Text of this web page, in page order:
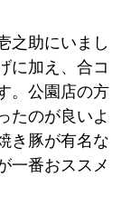
之助にいまし
に加え、合コ
。公園店の方
たのが良いよ
き豚が有名な
一番おススメ